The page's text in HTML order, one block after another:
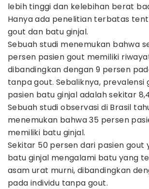
lebih tinggi dan kelebihan berat
Hanya ada penelitian terbatas
gout dan batu ginjal.
Sebuah studi menemukan bahwa
persen pasien gout memiliki
dibandingkan dengan 9 persen
tanpa gout. Sebaliknya, prevalensi
pasien batu ginjal adalah sekitar
Sebuah studi observasi di Brasil
menemukan bahwa 35 persen
memiliki batu ginjal.
Sekitar 50 persen dari pasien gout
batu ginjal mengalami batu yang
asam urat murni, dibandingkan
pada individu tanpa gout.